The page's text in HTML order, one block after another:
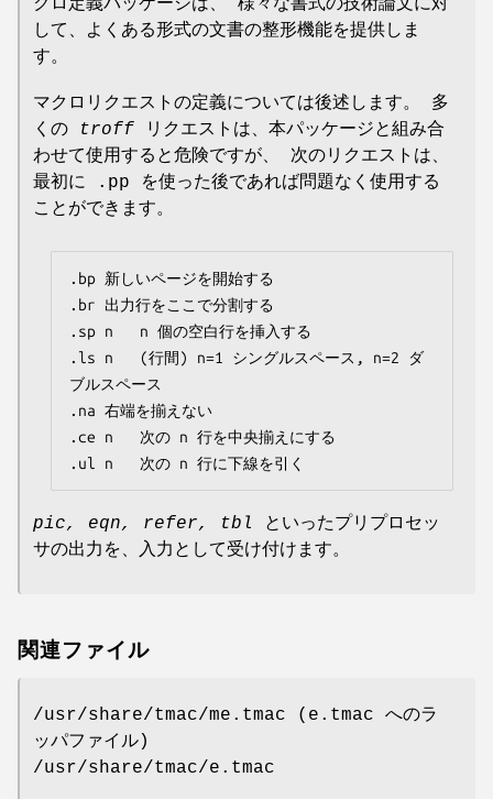
して、よくある形式の文書の整形機能を提供しま
す。
マクロリクエストの定義については後述します。 多
くの
troff リクエストは、本パッケージと組み合
わせて使用すると危険ですが、 次のリクエストは、
最初に .pp を使った後であれば問題なく使用する
ことができます。
.bp	新しいページを開始する
.br	出力行をここで分割する
.sp n	n 個の空白行を挿入する
.ls n	(行間) n=1 シングルスペース, n=2 ダ
ブルスペース
.na	右端を揃えない
.ce n	次の n 行を中央揃えにする
.ul n	次の n 行に下線を引く
pic, eqn, refer, tbl
といったプリプロセッ
サの出力を、入力として受け付けます。
関連ファイル
/usr/share/tmac/me.tmac (e.tmac へのラ
ッパファイル)
/usr/share/tmac/e.tmac